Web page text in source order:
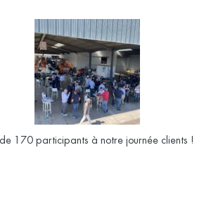
de 170 participants à notre journée clients !